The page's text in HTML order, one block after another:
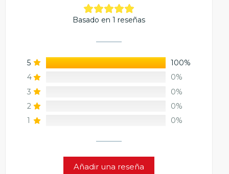
Basado en 1 reseñas
5
100%
4
0%
3
0%
2
0%
1
0%
Añadir una reseña